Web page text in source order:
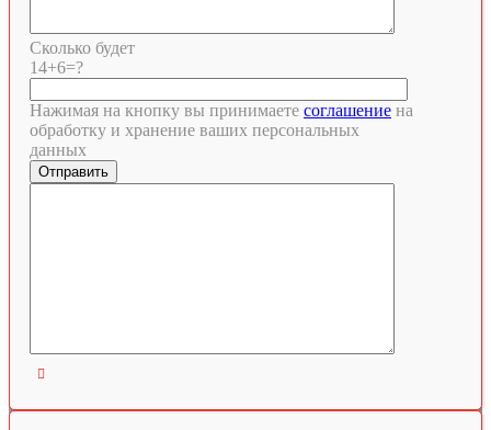
Сколько будет
14+6=?
Нажимая на кнопку вы принимаете соглашение на
обработку и хранение ваших персональных
данных
